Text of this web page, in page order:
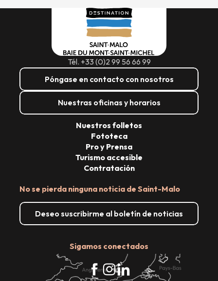
Tél. +33 (0)2 99 56 66 99
Póngase en contacto con nosotros
Nuestras oficinas y horarios
No se pierda ninguna noticia de Saint-Malo
Deseo suscribirme al boletín de noticias
Sigamos conectados
Nuestros folletos
Fototeca
Pro y Prensa
Turismo accesible
Contratación